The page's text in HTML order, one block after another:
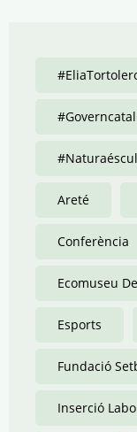
Areté
Conferència
Ecomuseu
Esports
Fundació
Inserció